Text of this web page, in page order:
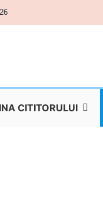
CITITORULUI